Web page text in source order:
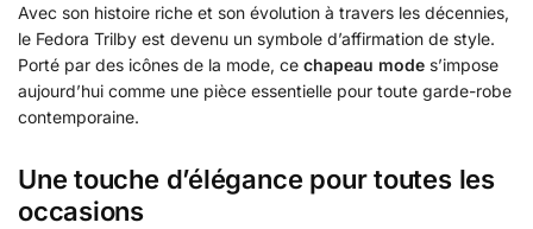
Avec son histoire riche et son évolution à travers les décennies,
le Fedora Trilby est devenu un symbole d’affirmation de style.
Porté par des icônes de la mode, ce chapeau mode s’impose
aujourd’hui comme une pièce essentielle pour toute garde-robe
contemporaine.
Une touche d’élégance pour toutes les
occasions